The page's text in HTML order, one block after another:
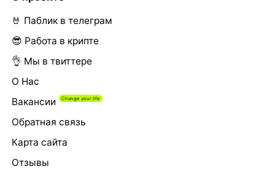
🤘 Паблик в телеграм
😎 Работа в крипте
👌 Мы в твиттере
О Нас
Вакансии
Обратная связь
Карта сайта
Отзывы